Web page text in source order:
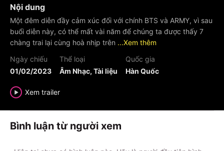
Nội dung
Một đêm diễn đầy cảm xúc đối với chính BTS và ARMY, vì sau
buổi diễn này, có thể mất vài năm để chúng ta được thấy 7
chàng trai lại cùng hoà nhịp trên ...Xem thêm
Ngày chiếu
01/02/2023
Thể loại
Âm Nhạc, Tài liệu
Quốc gia
Hàn Quốc
Xem trailer
Bình luận từ người xem